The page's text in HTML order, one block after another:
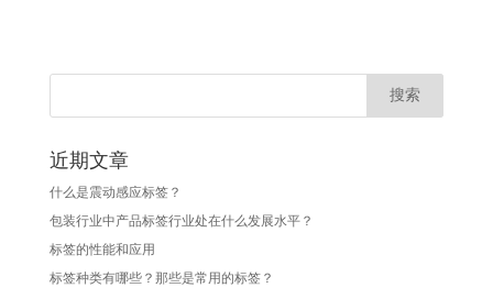
近期文章
什么是震动感应标签？
包装行业中产品标签行业处在什么发展水平？
标签的性能和应用
标签种类有哪些？那些是常用的标签？